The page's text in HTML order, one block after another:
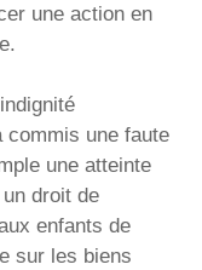
une action en
une faute
une atteinte
droit de
enfants de
sur les biens